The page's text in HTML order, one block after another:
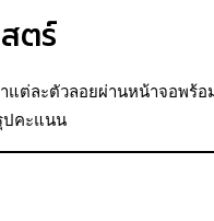
ตร์
แต่ละตัวลอยผ่านหน้าจอ
ปคะแนน